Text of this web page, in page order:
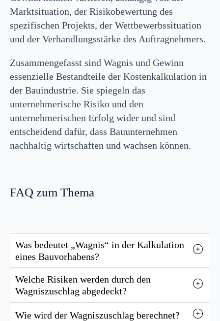
Marktsituation, der Risikobewertung des
spezifischen Projekts, der Wettbewerbssituation
und der Verhandlungsstärke des Auftragnehmers.
Zusammengefasst sind Wagnis und Gewinn
essenzielle Bestandteile der Kostenkalkulation in
der Bauindustrie. Sie spiegeln das
unternehmerische Risiko und den
unternehmerischen Erfolg wider und sind
entscheidend dafür, dass Bauunternehmen
nachhaltig wirtschaften und wachsen können.
FAQ zum Thema
Was bedeutet „Wagnis“ in der Kalkulation
eines Bauvorhabens?
Welche Risiken werden durch den
Wagniszuschlag abgedeckt?
Wie wird der Wagniszuschlag berechnet?